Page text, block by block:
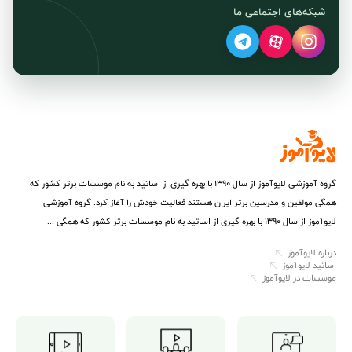
(تدریس از پایه و صفر انجام می‌شود).
✓ افرادی که بارها در این آزمون‌ها شرکت
کرده و نمره مرزی (مانند ۴۵ یا ۴۸)
✓
شبکه‌های اجتماعی ما
گروه آموزشی لایوآموز از سال ۱۳۹۰ با بهره گیری از اساتید به نام موسسات برتر کشور که
همگی مولفین و مدرسین برتر ایران هستند فعالیت خودش را آغاز کرد. گروه آموزشی
لایوآموز از سال ۱۳۹۰ با بهره گیری از اساتید به نام موسسات برتر کشور که همگی ...
درباره لایوآموز
اساتید لایوآموز
موسسات در لایوآموز